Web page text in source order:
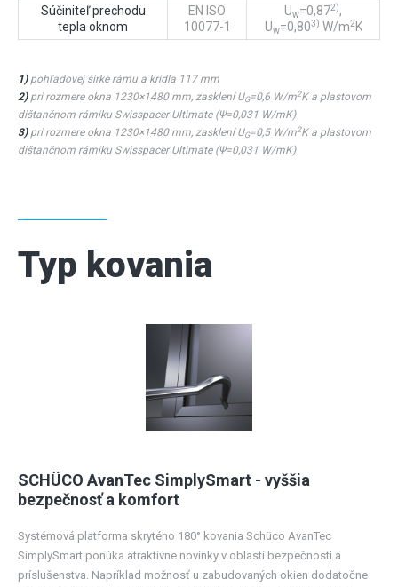
Súčiniteľ prechodu
tepla oknom
EN ISO
10077-1
Uw=0,872),
Uw=0,803) W/m2K
1)pohľadovej šírke rámu a krídla 117 mm
2)pri rozmere okna 1230×1480 mm, zasklení UG=0,6 W/m2K a plastovom
dištančnom rámiku Swisspacer Ultimate (Ψ=0,031 W/mK)
3) pri rozmere okna 1230×1480 mm, zasklení UG=0,5 W/m2K a plastovom
dištančnom rámiku Swisspacer Ultimate (Ψ=0,031 W/mK)
Typ kovania
SCHÜCO AvanTec SimplySmart - vyššia
bezpečnosť a komfort
Systémová platforma skrytého 180° kovania Schüco AvanTec
SimplySmart ponúka atraktívne novinky v oblasti bezpečnosti a
príslušenstva. Napríklad možnosť u zabudovaných okien dodatočne